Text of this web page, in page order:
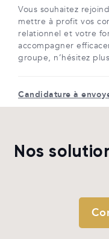
Vous souhaitez
mettre à profit vos
relationnel et votre
accompagner
groupe, n’hésitez
Candidature à
Nos